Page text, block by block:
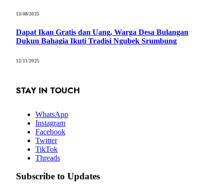
13/08/2025
Dapat Ikan Gratis dan Uang, Warga Desa Bulangan
Dukun Bahagia Ikuti Tradisi Ngubek Srumbung
12/11/2025
STAY IN TOUCH
WhatsApp
Instagram
Facebook
Twitter
TikTok
Threads
Subscribe to Updates